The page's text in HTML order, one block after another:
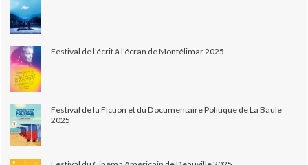
Festival de l'écrit à l'écran de Montélimar 2025
Festival de la Fiction et du Documentaire Politique de La Baule
2025